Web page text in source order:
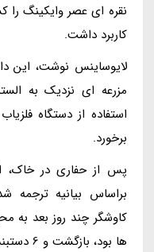
نقره ای عصر وایکینگ را
کاربرد داشت.
لایوساینس نوشت، این
مزرعه ای نزدیک به
استفاده از دستگاه
برخورد.
پس از حفاری در خاک،
براساس بیانیه ترجمه
کاوشگر چند روز بعد به
ها بود، بازگشت و 6 دستبند دیگر را بیرون آورد.